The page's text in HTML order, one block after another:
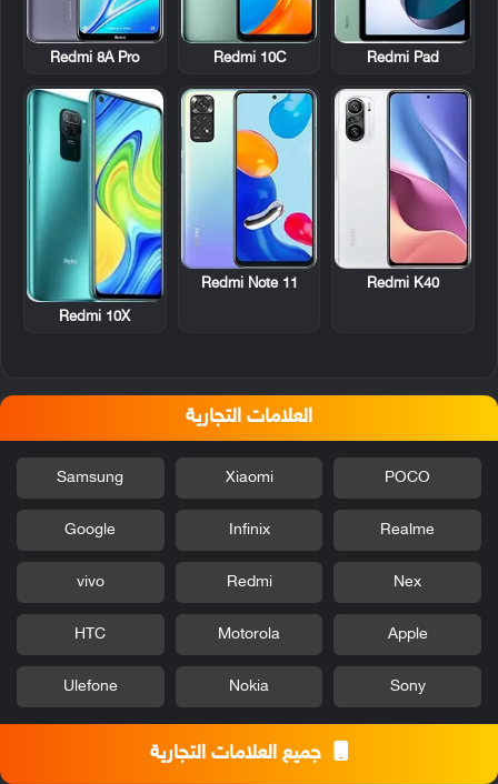
Redmi Pad
Redmi 10C
Redmi 8A Pro
Redmi K40
Redmi Note 11
Redmi 10X
العلامات التجارية
POCO
Xiaomi
Samsung
Realme
Infinix
Google
Nex
Redmi
vivo
Apple
Motorola
HTC
Sony
Nokia
Ulefone
جميع العلامات التجارية